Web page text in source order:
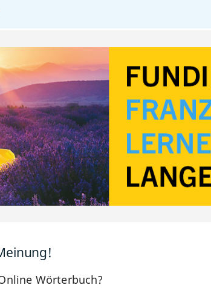
Wörterbuch?